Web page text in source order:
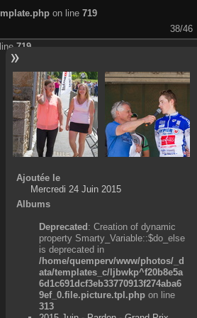
on line 719
38/46
719
Ajoutée le
Mercredi 24 Juin 2015
Albums
Deprecated: Creation of dynamic
property Smarty_Variable::$do_else
is deprecated in
/home/quemperv/www/photos/_d
ata/templates_c/ljbwkp^f20b8e5a
6d1c691dcf3eb33770913f274aba6
9ef_0.file.picture.tpl.php on line
313